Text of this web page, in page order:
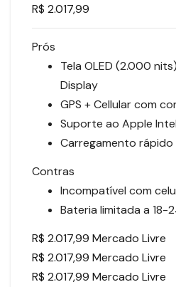
R$ 2.017,99
Prós
Tela OLED (2.000
Display
GPS + Cellular com
Suporte ao Apple
Carregamento rápido
Contras
Incompatível com
Bateria limitada a 18-
R$ 2.017,99 Mercado Livre
R$ 2.017,99 Mercado Livre
R$ 2.017,99 Mercado Livre